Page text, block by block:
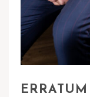
ERRATUM